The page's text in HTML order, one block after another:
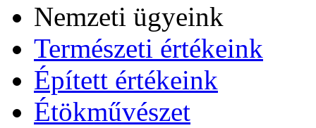
Nemzeti ügyeink
Természeti értékeink
Épített értékeink
Étökművészet